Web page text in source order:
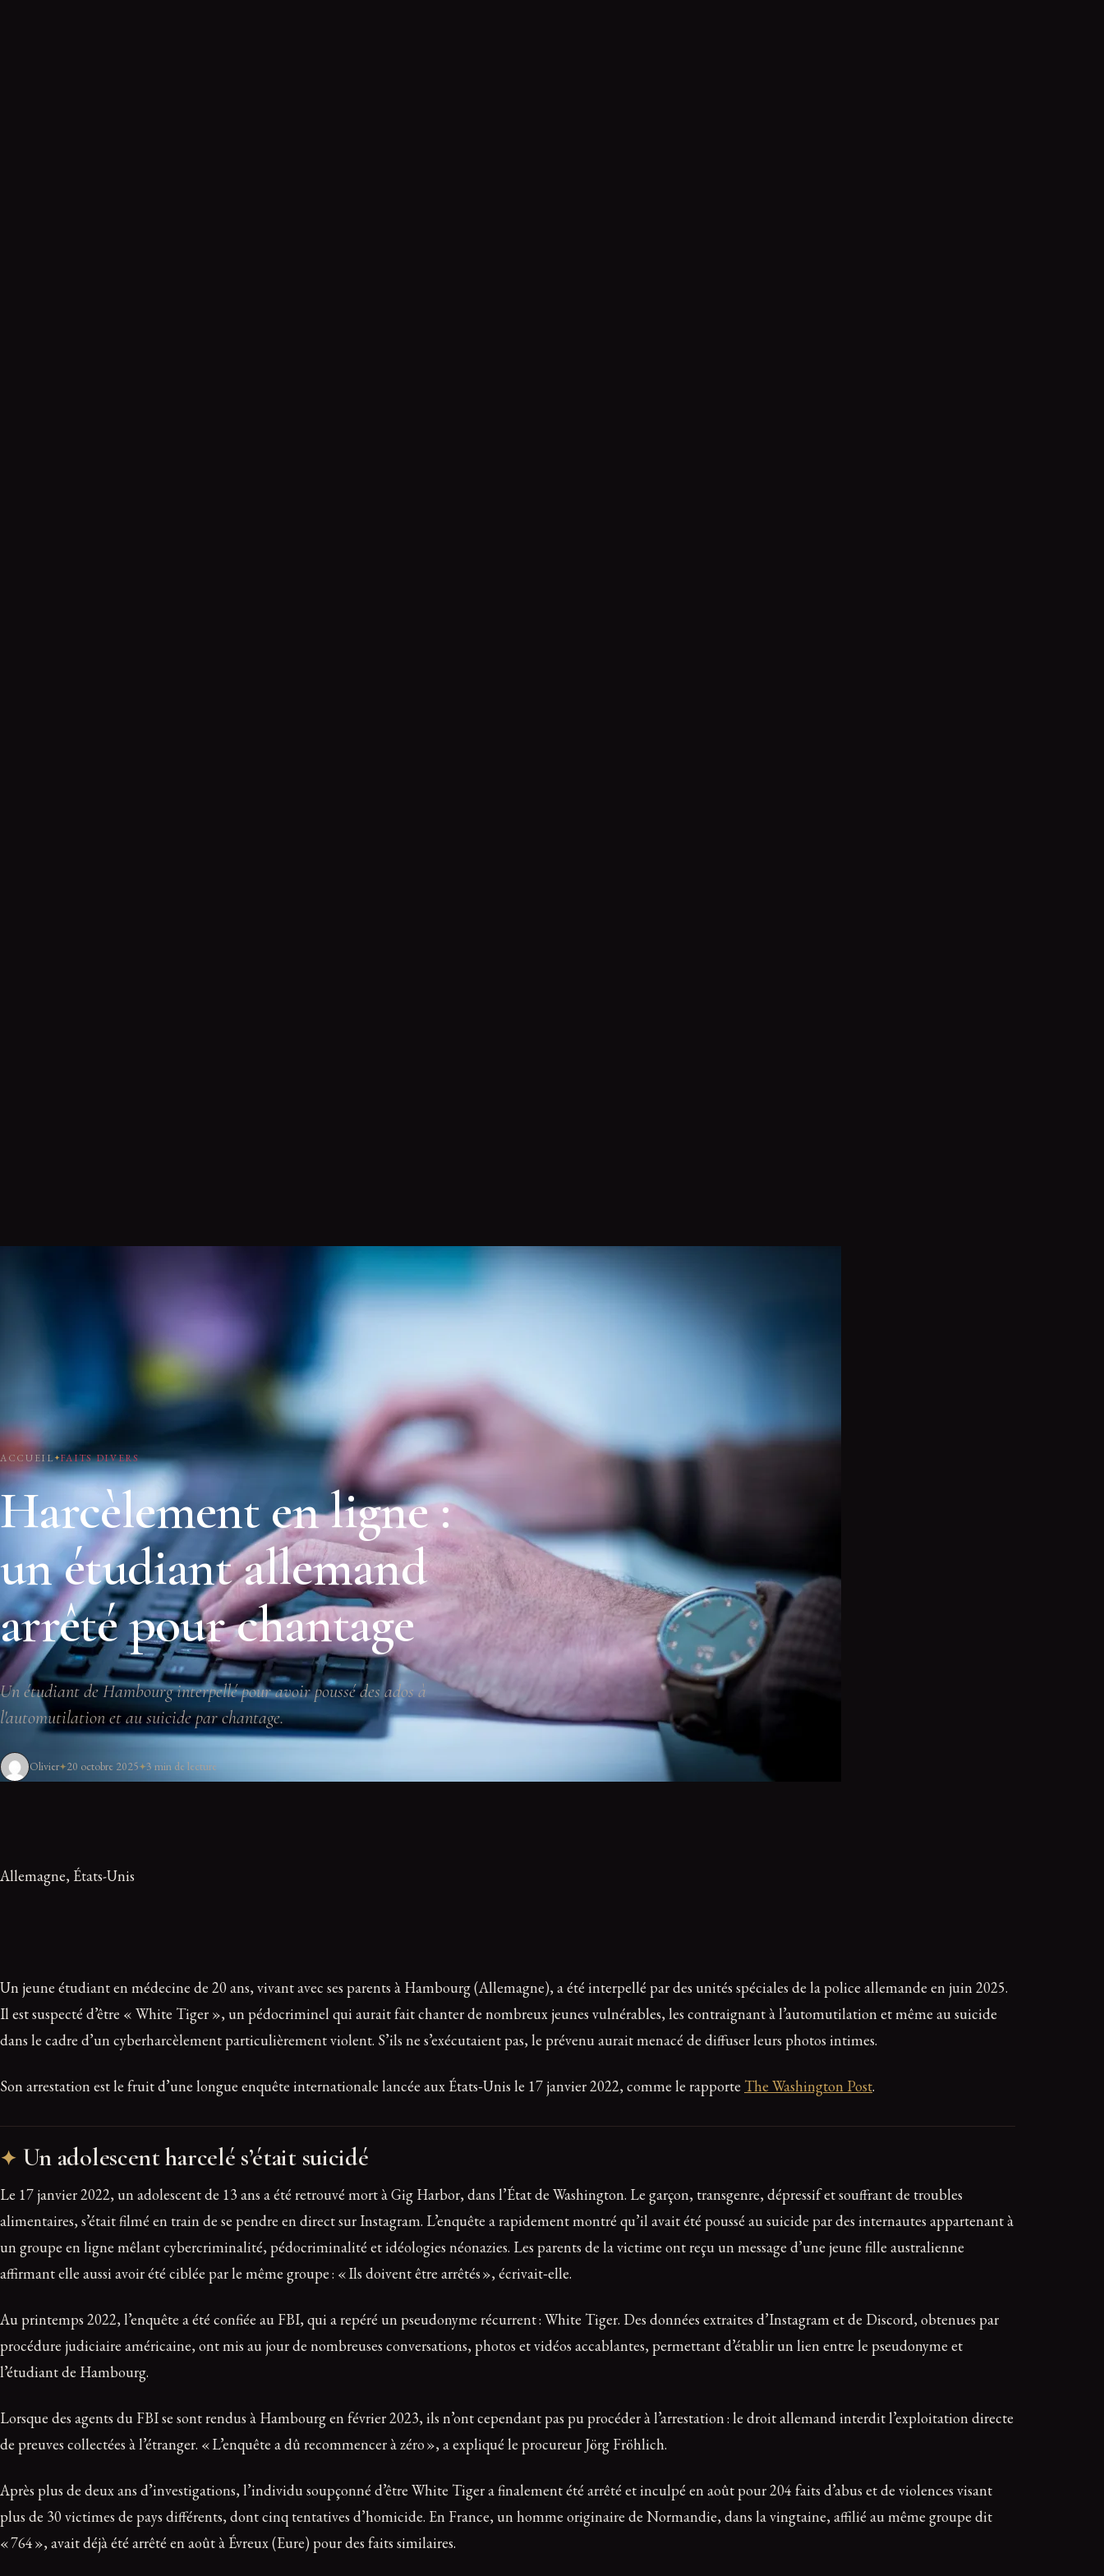
ACCUEIL FAITS DIVERS
Harcèlement en ligne :
un étudiant allemand
arrêté pour chantage
Un étudiant de Hambourg interpellé pour avoir poussé des ados à
l'automutilation et au suicide par chantage.
Olivier 20 octobre 2025 3 min de lecture
Allemagne, États-Unis
Un jeune étudiant en médecine de 20 ans, vivant avec ses parents à Hambourg (Allemagne), a été interpellé par des unités spéciales de la police allemande en juin 2025.
Il est suspecté d’être « White Tiger », un pédocriminel qui aurait fait chanter de nombreux jeunes vulnérables, les contraignant à l’automutilation et même au suicide
dans le cadre d’un cyberharcèlement particulièrement violent. S’ils ne s’exécutaient pas, le prévenu aurait menacé de diffuser leurs photos intimes.
Son arrestation est le fruit d’une longue enquête internationale lancée aux États‑Unis le 17 janvier 2022, comme le rapporte The Washington Post.
Un adolescent harcelé s’était suicidé
Le 17 janvier 2022, un adolescent de 13 ans a été retrouvé mort à Gig Harbor, dans l’État de Washington. Le garçon, transgenre, dépressif et souffrant de troubles
alimentaires, s’était filmé en train de se pendre en direct sur Instagram. L’enquête a rapidement montré qu’il avait été poussé au suicide par des internautes appartenant à
un groupe en ligne mêlant cybercriminalité, pédocriminalité et idéologies néonazies. Les parents de la victime ont reçu un message d’une jeune fille australienne
affirmant elle aussi avoir été ciblée par le même groupe : « Ils doivent être arrêtés », écrivait‑elle.
Au printemps 2022, l’enquête a été confiée au FBI, qui a repéré un pseudonyme récurrent : White Tiger. Des données extraites d’Instagram et de Discord, obtenues par
procédure judiciaire américaine, ont mis au jour de nombreuses conversations, photos et vidéos accablantes, permettant d’établir un lien entre le pseudonyme et
l’étudiant de Hambourg.
Lorsque des agents du FBI se sont rendus à Hambourg en février 2023, ils n’ont cependant pas pu procéder à l’arrestation : le droit allemand interdit l’exploitation directe
de preuves collectées à l’étranger. « L’enquête a dû recommencer à zéro », a expliqué le procureur Jörg Fröhlich.
Après plus de deux ans d’investigations, l’individu soupçonné d’être White Tiger a finalement été arrêté et inculpé en août pour 204 faits d’abus et de violences visant
plus de 30 victimes de pays différents, dont cinq tentatives d’homicide. En France, un homme originaire de Normandie, dans la vingtaine, affilié au même groupe dit
« 764 », avait déjà été arrêté en août à Évreux (Eure) pour des faits similaires.